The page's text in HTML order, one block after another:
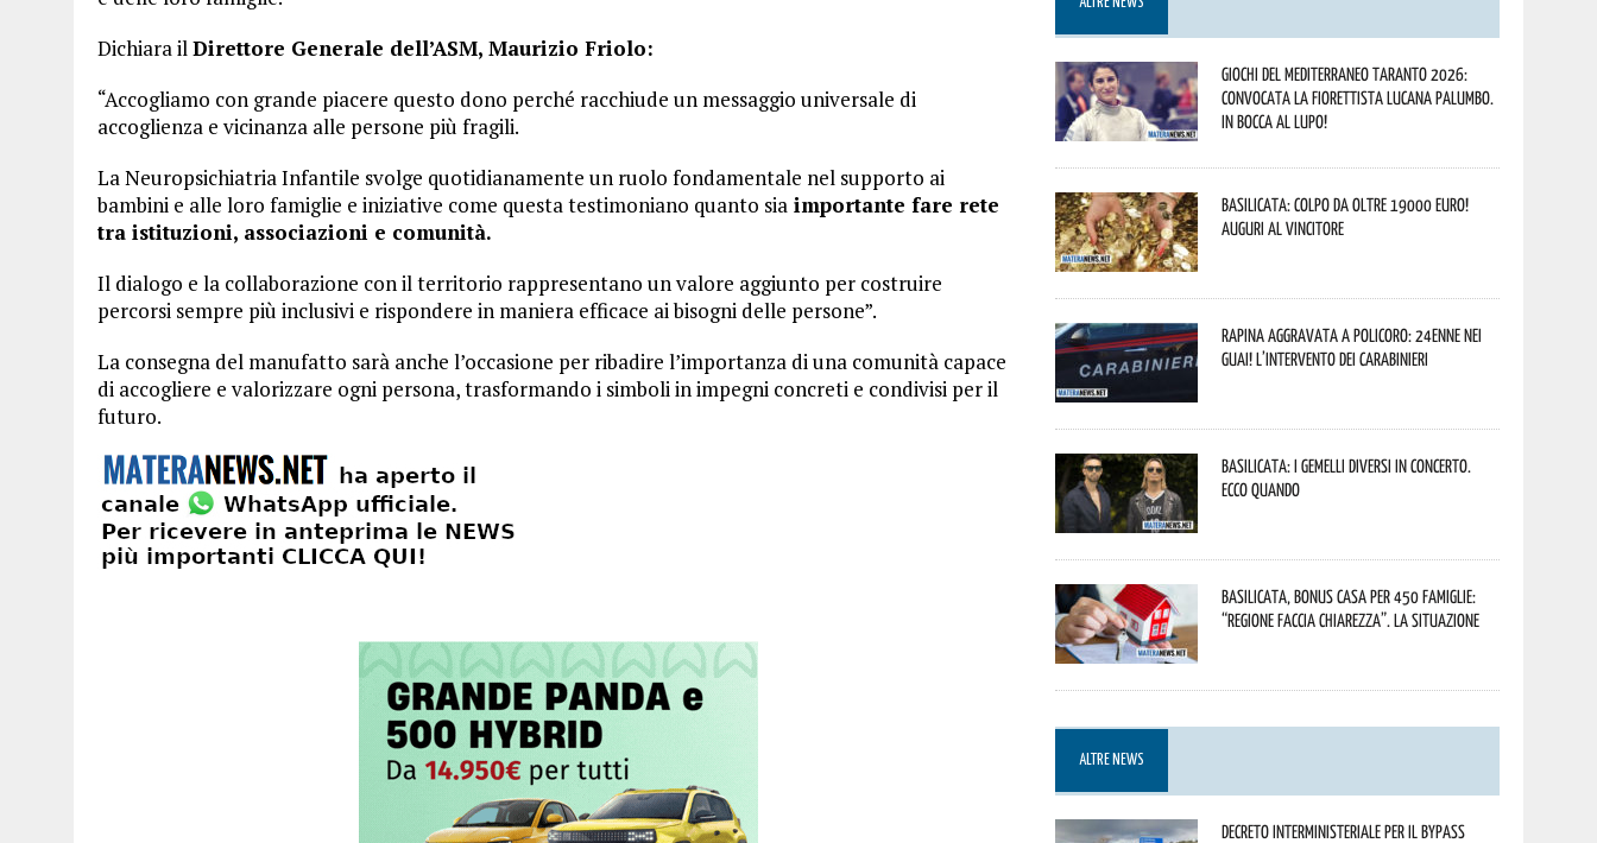
Dichiara ilDirettore Generale dell’ASM, Maurizio Friolo:
“Accogliamo con grande piacere questo dono perché racchiude un messaggio universale di
accoglienza e vicinanza alle persone più fragili.
La Neuropsichiatria Infantile svolge quotidianamente un ruolo fondamentale nel supporto ai
bambini e alle loro famiglie e iniziative come questa testimoniano quanto sia importante fare rete
tra istituzioni, associazioni e comunità.
Il dialogo e la collaborazione con il territorio rappresentano un valore aggiunto per costruire
percorsi sempre più inclusivi e rispondere in maniera efficace ai bisogni delle persone”.
La consegna del manufatto sarà anche l’occasione per ribadire l’importanza di una comunità capace
di accogliere e valorizzare ogni persona, trasformando i simboli in impegni concreti e condivisi per il
futuro.
Giochi del Mediterraneo Taranto 2026:
convocata la fiorettista lucana Palumbo.
In bocca al lupo!
Basilicata: colpo da oltre 19000 Euro!
Auguri al vincitore
Rapina aggravata a Policoro: 24enne nei
guai! L’intervento dei Carabinieri
Basilicata: i Gemelli DiVersi in concerto.
Ecco quando
Basilicata, Bonus casa per 450 famiglie:
“Regione faccia chiarezza”. La situazione
ALTRE NEWS
Decreto interministeriale per il Bypass